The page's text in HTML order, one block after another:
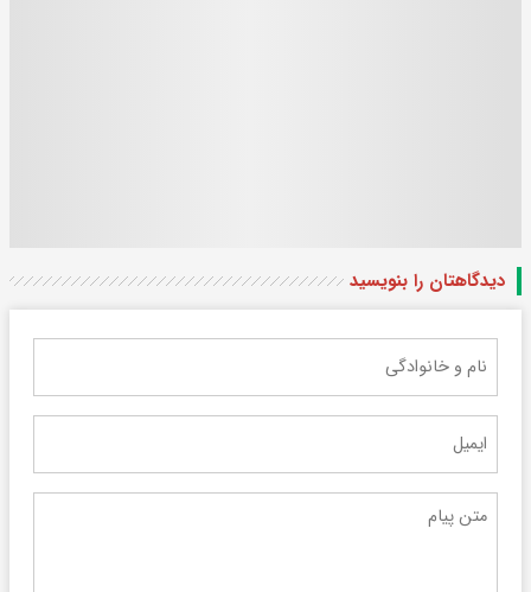
دیدگاهتان را بنویسید